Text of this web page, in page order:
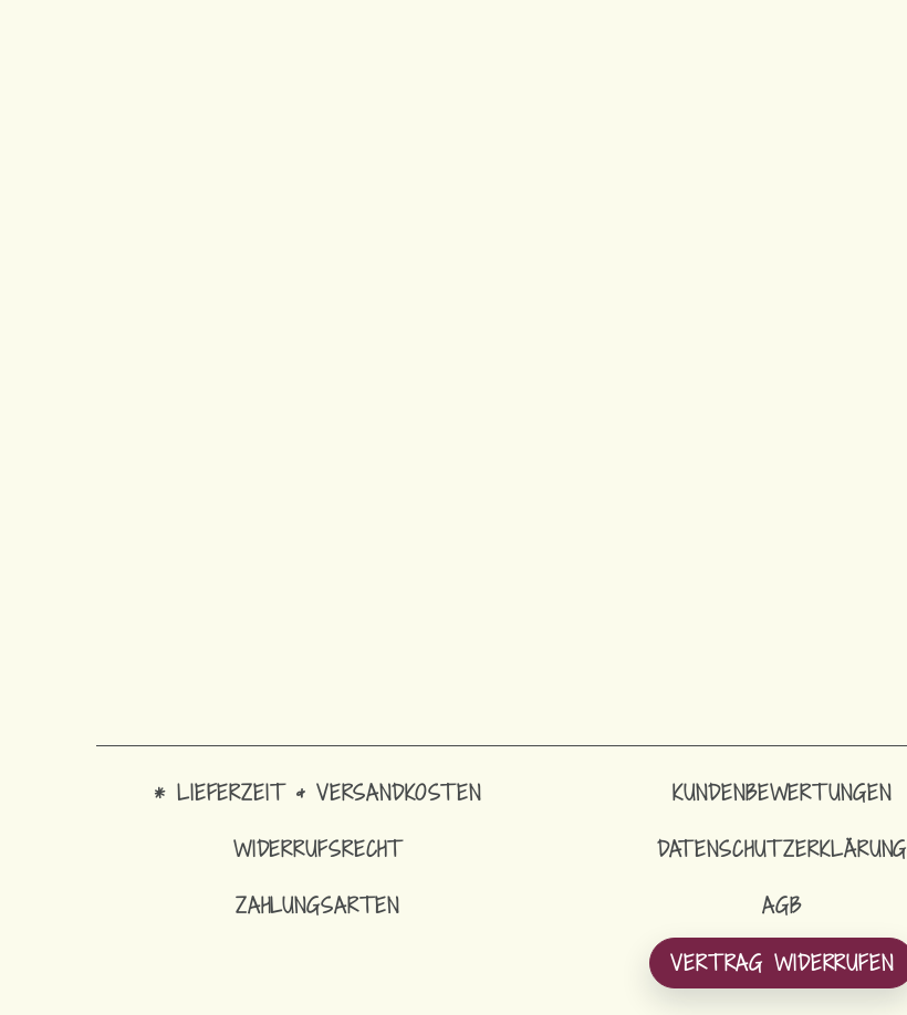
* LIEFERZEIT & VERSANDKOSTEN
WIDERRUFSRECHT
ZAHLUNGSARTEN
KUNDENBEWERTUNGEN
DATENSCHUTZERKLÄRUNG
AGB
VERTRAG WIDERRUFEN